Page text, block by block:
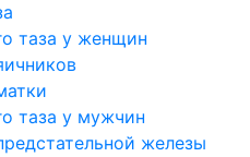
таза у женщин
таза у мужчин
железы